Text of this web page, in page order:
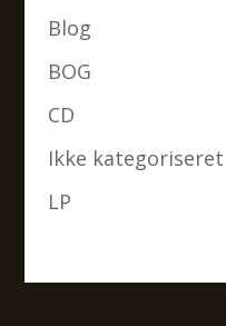
Blog
BOG
CD
Ikke kategoriseret
LP